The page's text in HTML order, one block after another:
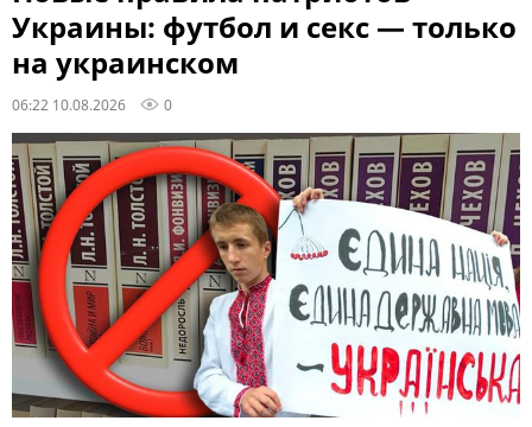
Украины: футбол и секс — только
на украинском
06:22 10.08.2026 0